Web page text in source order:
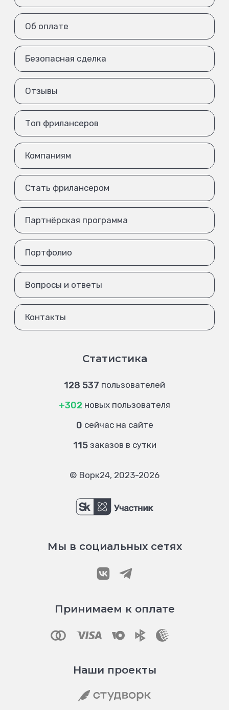
Об оплате
Безопасная сделка
Отзывы
Топ фрилансеров
Компаниям
Стать фрилансером
Партнёрская программа
Портфолио
Вопросы и ответы
Контакты
Статистика
128 537 пользователей
+302 новых пользователя
0 сейчас на сайте
115 заказов в сутки
© Ворк24, 2023-2026
Мы в социальных сетях
Принимаем к оплате
Наши проекты